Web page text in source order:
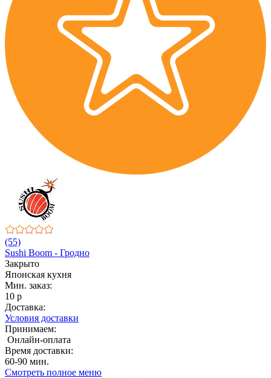
(55)
Sushi Boom - Гродно
Закрыто
Японская кухня
Мин. заказ:
10 р
Доставка:
Условия доставки
Принимаем:
Онлайн-оплата
Время доставки:
60-90 мин.
Смотреть полное меню